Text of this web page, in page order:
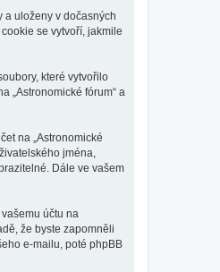
a uloženy v dočasných
se vytvoří, jakmile
které vytvořilo
„Astronomické fórum“ a
na „Astronomické
jména,
Dále ve vašem
účtu na
že byste zapomněli
e-mailu, poté phpBB